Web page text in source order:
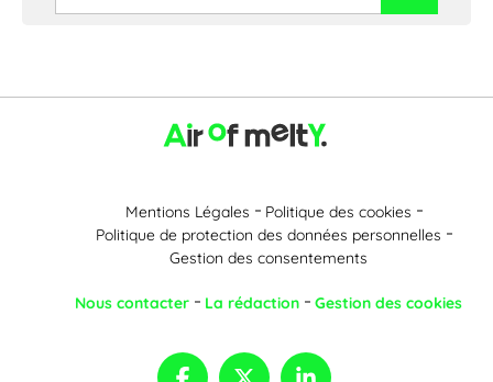
Mentions Légales
Politique des cookies
Politique de protection des données personnelles
Gestion des consentements
Nous contacter La rédaction Gestion des cookies